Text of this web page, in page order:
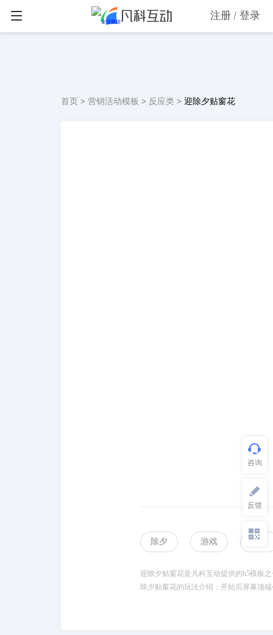
注册 登录
首页 > 营销活动模板 > 反应类 > 迎除夕贴窗花
除夕 游戏 反应
迎除夕贴窗花是凡科互动提供的h5模板
除夕贴窗花的玩法介绍：开始后屏幕顶